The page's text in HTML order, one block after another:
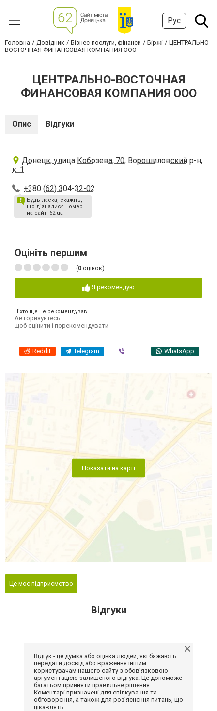
Рус
Головна Довідник Бізнес-послуги, фінанси Біржі
ЦЕНТРАЛЬНО-
ВОСТОЧНАЯ ФИНАНСОВАЯ КОМПАНИЯ ООО
ЦЕНТРАЛЬНО-ВОСТОЧНАЯ
ФИНАНСОВАЯ КОМПАНИЯ ООО
Опис Відгуки
Донецк, улица Кобозева, 70, Ворошиловский р-н,
к. 1
+380 (62) 304-32-02
Будь ласка, скажіть,
що дізналися номер
на сайті 62.ua
Оцініть першим
(0 оцінок)
Я рекомендую
Ніхто ще не рекомендував
Авторизуйтесь
щоб оцінити і порекомендувати
Reddit Telegram WhatsApp
Показати на карті
Це моє підприємство
Відгуки
Відгук - це думка або оцінка людей, які бажають
передати досвід або враження іншим
користувачам нашого сайту з обов'язковою
аргументацією залишеного відгука. Це допоможе
багатьом прийняти правильне рішення.
Коментарі призначені для спілкування та
обговорення, а також для роз'яснення питань, що
цікавлять.